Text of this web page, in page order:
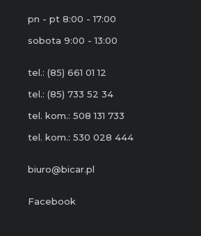
pn - pt 8:00 - 17:00
sobota 9:00 - 13:00
tel.: (85) 661 01 12
tel.: (85) 733 52 34
tel. kom.: 508 131 733
tel. kom.: 530 028 444
biuro@bicar.pl
Facebook